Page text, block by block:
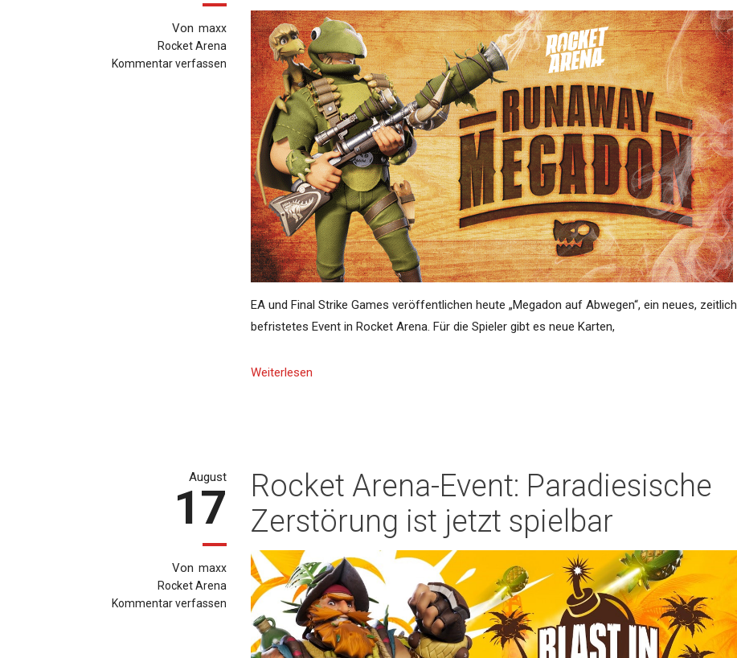
Von maxx
Rocket Arena
Kommentar verfassen
EA und Final Strike Games veröffentlichen heute „Megadon auf Abwegen“, ein neues, zeitlich
befristetes Event in Rocket Arena. Für die Spieler gibt es neue Karten,
Weiterlesen
August
17
Von maxx
Rocket Arena
Kommentar verfassen
Rocket Arena-Event: Paradiesische
Zerstörung ist jetzt spielbar